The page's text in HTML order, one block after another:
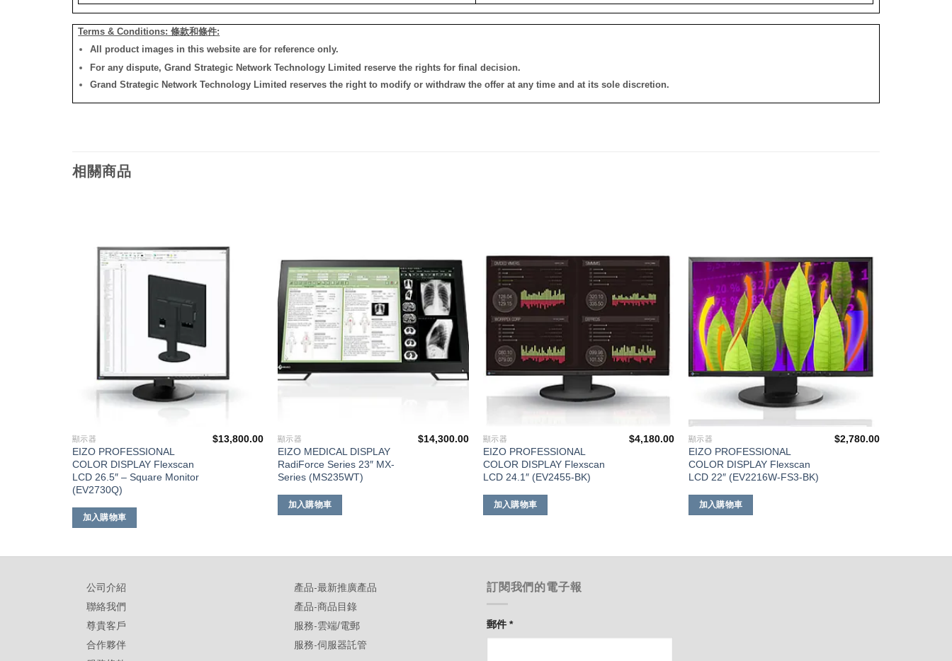
Terms & Conditions: 條款和條件:
All product images in this website are for reference only.
For any dispute, Grand Strategic Network Technology Limited reserve the rights for final decision.
Grand Strategic Network Technology Limited reserves the right to modify or withdraw the offer at any time and at its sole discretion.
相關商品
顯示器
EIZO PROFESSIONAL
COLOR DISPLAY Flexscan
LCD 26.5″ – Square Monitor
(EV2730Q)
$13,800.00
加入購物車
單
顯示器
EIZO MEDICAL DISPLAY
RadiForce Series 23″ MX-
Series (MS235WT)
$14,300.00
加入購物車
望清
單
顯示器
EIZO PROFESSIONAL
COLOR DISPLAY Flexscan
LCD 24.1″ (EV2455-BK)
$4,180.00
加入購物車
望清
顯示器
EIZO PROFESSIONAL
COLOR DISPLAY Flexscan
LCD 22″ (EV2216W-FS3-BK)
$2,780.00
加入購物車
公司介紹
聯絡我們
尊貴客戶
合作夥伴
產品-最新推廣產品
產品-商品目錄
服務-雲端/電郵
服務-伺服器託管
訂閱我們的電子報
郵件*